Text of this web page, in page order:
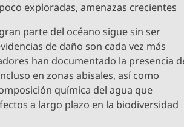
exploradas, amenazas crecientes
parte del océano sigue sin ser
de daño son cada vez más
han documentado la presencia
en zonas abisales, así como
química del agua que
a largo plazo en la biodiversidad